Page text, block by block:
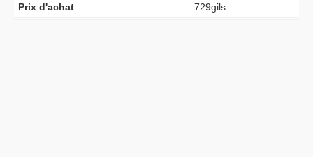
Prix d'achat
729gils